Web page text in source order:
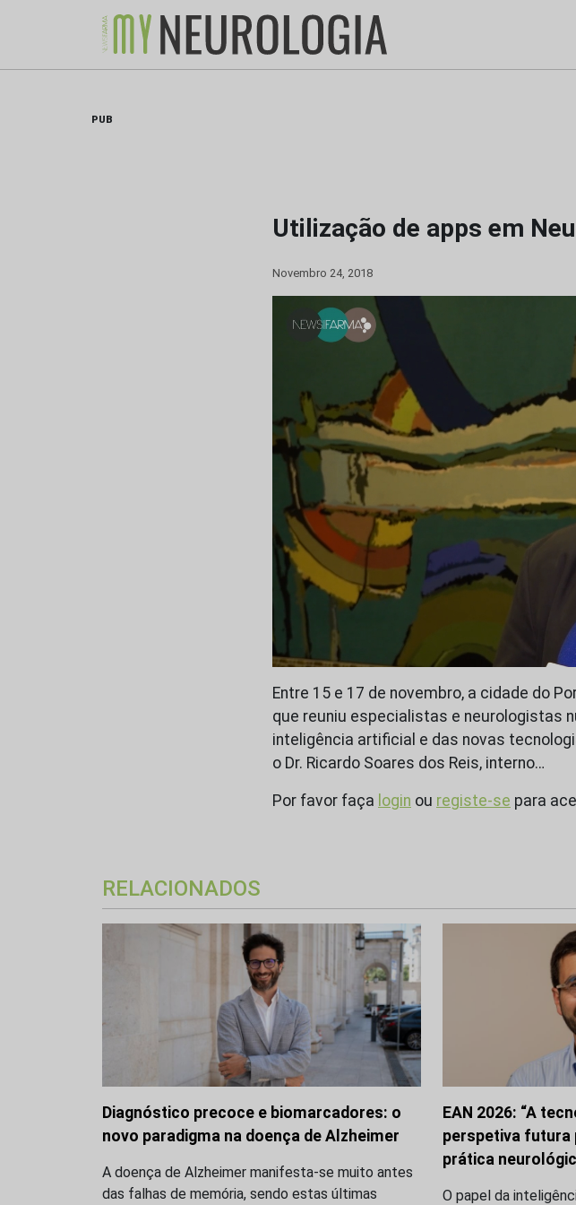
PUB
Utilização de apps em
Novembro 24, 2018
Entre 15 e 17 de novembro, a cidade do
que reuniu especialistas e neurologistas
inteligência artificial e das novas
o Dr. Ricardo Soares dos Reis, interno…
Por favor faça login ou registe-se para
RELACIONADOS
Diagnóstico precoce e biomarcadores: o
novo paradigma na doença de Alzheimer
A doença de Alzheimer manifesta-se muito antes
das falhas de memória, sendo estas últimas
EAN 2026: “A
perspetiva futura
prática
O papel da